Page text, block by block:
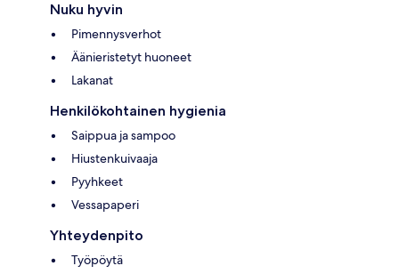
Nuku hyvin
Pimennysverhot
Äänieristetyt huoneet
Lakanat
Henkilökohtainen hygienia
Saippua ja sampoo
Hiustenkuivaaja
Pyyhkeet
Vessapaperi
Yhteydenpito
Työpöytä